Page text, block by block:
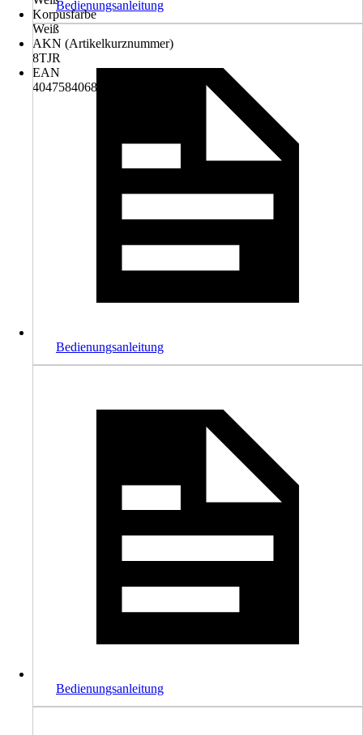
Korpusfarbe
Weiß
AKN (Artikelkurznummer)
8TJR
EAN
4047584068855
Bedienungsanleitung
Bedienungsanleitung
Bedienungsanleitung